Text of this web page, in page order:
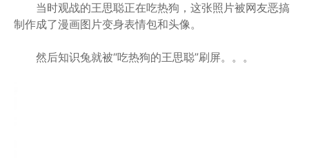
当时观战的王思聪正在吃热狗，这张照片被网友恶搞
制作成了漫画图片变身表情包和头像。
然后知识兔就被“吃热狗的王思聪”刷屏。。。